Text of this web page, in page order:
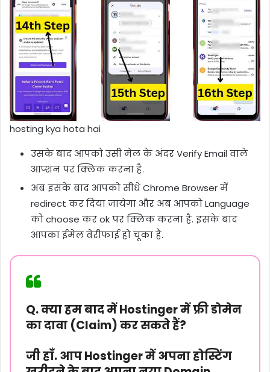
hosting kya hota hai
उसके बाद आपको उसी मेल के अंदर Verify Email वाले
आप्शन पर क्लिक करना है.
अब इसके बाद आपको सीधे Chrome Browser में
redirect कर दिया जायेगा और अब आपको Language
को choose कर ok पर क्लिक करना है. इसके बाद
आपका ईमेल वेरीफाई हो चूका है.
Q. क्या हम बाद में Hostinger में फ्री डोमेन
का दावा (Claim) कर सकते हैं?
जी हाँ. आप Hostinger में अपना होस्टिंग